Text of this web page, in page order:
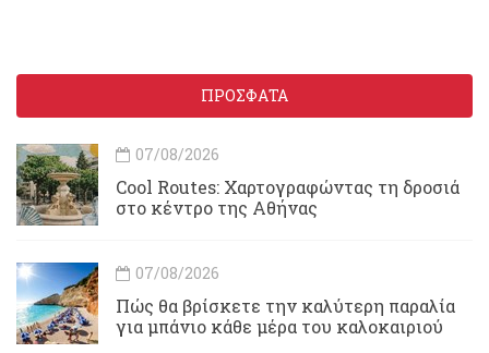
ΠΡΟΣΦΑΤΑ
07/08/2026
Cool Routes: Χαρτογραφώντας τη δροσιά
στο κέντρο της Αθήνας
07/08/2026
Πώς θα βρίσκετε την καλύτερη παραλία
για μπάνιο κάθε μέρα του καλοκαιριού